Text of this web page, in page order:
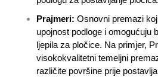
Prajmeri: Osnovni premazi
upojnost podloge i omogućuju
ljepila za pločice. Na primjer,
visokokvalitetni temeljni
različite površine prije